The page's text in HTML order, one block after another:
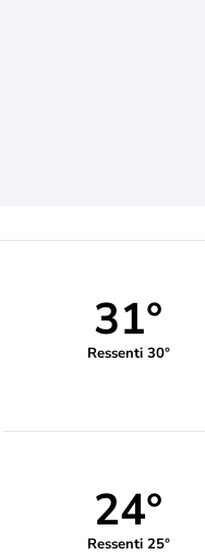
31°
Ressenti 30°
24°
Ressenti 25°